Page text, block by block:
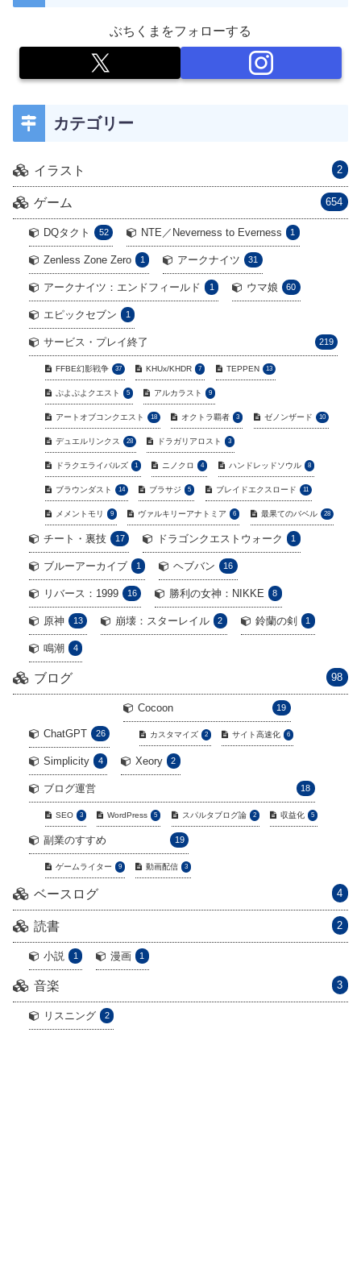
ぶちくまをフォローする
カテゴリー
イラスト 2
ゲーム 654
DQタクト 52 NTE／Neverness to Everness 1
Zenless Zone Zero 1 アークナイツ 31
アークナイツ：エンドフィールド 1 ウマ娘 60
エピックセブン 1
サービス・プレイ終了 219
FFBE幻影戦争 37 KHUx/KHDR 7 TEPPEN 13
ぷよぷよクエスト 5 アルカラスト 9
アートオブコンクエスト 18 オクトラ覇者 3 ゼノンザード 10
デュエルリンクス 28 ドラガリアロスト 3
ドラクエライバルズ 1 ニノクロ 4 ハンドレッドソウル 8
ブラウンダスト 14 ブラサジ 5 ブレイドエクスロード 11
メメントモリ 9 ヴァルキリーアナトミア 6 最果てのバベル 28
チート・裏技 17 ドラゴンクエストウォーク 1
ブルーアーカイブ 1 ヘブバン 16
リバース：1999 16 勝利の女神：NIKKE 8
原神 13 崩壊：スターレイル 2 鈴蘭の剣 1
鳴潮 4
ブログ 98
ChatGPT 26
Cocoon 19
カスタマイズ 2 サイト高速化 6
Simplicity 4 Xeory 2
ブログ運営 18
SEO 3 WordPress 5 スパルタブログ論 2 収益化 5
副業のすすめ 19
ゲームライター 9 動画配信 3
ベースログ 4
読書 2
小説 1 漫画 1
音楽 3
リスニング 2